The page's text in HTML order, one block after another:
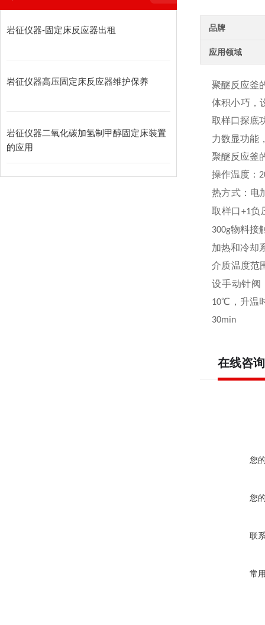
品牌
应用领域
聚醚反应釜
体积小巧，
取样口探底
力数显功能
聚醚反应釜
操作温度：
热方式：电
取样口+1负
300g物料接
加热和冷却
介质温度范
设手动针阀
10℃，升温
30min
在线咨询
您
您
联
常
岩征仪器-固定床反应器出租
岩征仪器高压固定床反应器维护保养
岩征仪器二氧化碳加氢制甲醇固定床装置
的应用